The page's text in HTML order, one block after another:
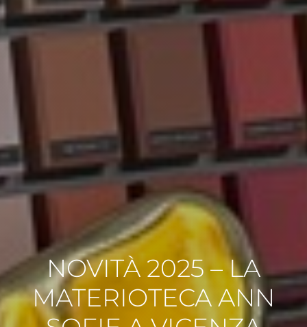
NOVITÀ 2025 – LA
MATERIOTECA ANN